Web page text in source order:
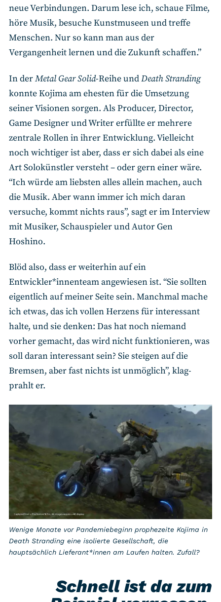
neue Verbindungen. Darum lese ich, schaue Filme,
höre Musik, besuche Kunstmuseen und treffe
Menschen. Nur so kann man aus der
Vergangenheit lernen und die Zukunft schaffen.”
In derMetal Gear Solid-Reihe undDeath Stranding
konnte Kojima am ehesten für die Umsetzung
seiner Visionen sorgen. Als Producer, Director,
Game Designer und Writer erfüllte er mehrere
zentrale Rollen in ihrer Entwicklung. Vielleicht
noch wichtiger ist aber, dass er sich dabei als eine
Art Solokünstler versteht – oder gern einer wäre.
“Ich würde am liebsten alles allein machen, auch
die Musik. Aber wann immer ich mich daran
versuche, kommt nichts raus”, sagt er im Interview
mit Musiker, Schauspieler und Autor Gen
Hoshino.
Blöd also, dass er weiterhin auf ein
Entwickler*innenteam angewiesen ist. “Sie sollten
eigentlich auf meiner Seite sein. Manchmal mache
ich etwas, das ich vollen Herzens für interessant
halte, und sie denken: Das hat noch niemand
vorher gemacht, das wird nicht funktionieren, was
soll daran interessant sein? Sie steigen auf die
Bremsen, aber fast nichts ist unmöglich”, klag-
prahlt er.
Wenige Monate vor Pandemiebeginn prophezeite Kojima in
Death Stranding eine isolierte Gesellschaft, die
hauptsächlich Lieferant*innen am Laufen halten. Zufall?
Schnell ist da zum